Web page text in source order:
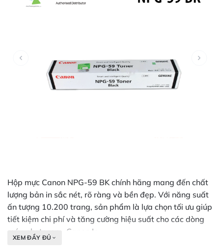
Hộp mực Canon NPG-59 BK chính hãng mang đến chất
lượng bản in sắc nét, rõ ràng và bền đẹp. Với năng suất
ấn tượng 10.200 trang, sản phẩm là lựa chọn tối ưu giúp
tiết kiệm chi phí và tăng cường hiệu suất cho các dòng
máy photocopy Canon Ir
XEM ĐẦY ĐỦ